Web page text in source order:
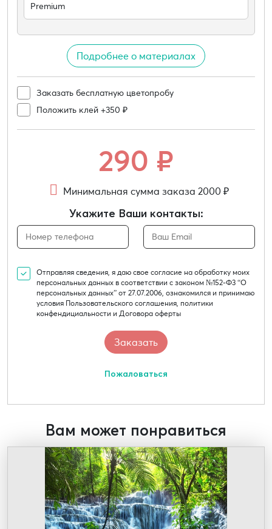
Premium
Подробнее о материалах
Заказать бесплатную цветопробу
Положить клей +350 ₽
290 ₽
Минимальная сумма заказа 2000 ₽
Укажите Ваши контакты:
Отправляя сведения, я даю свое согласие на обработку моих
персональных данных в соответствии с законом №152-Ф3 “О
персональных данных” от 27.07.2006, ознакомился и принимаю
условия Пользовательского соглашения, политики
конфендициальности и Договора оферты
Пожаловаться
Вам может понравиться